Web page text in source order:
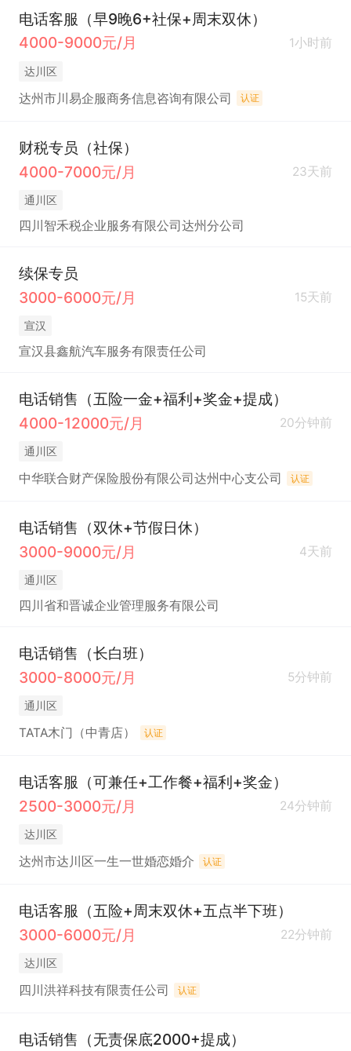
电话客服（早9晚6+社保+周末双休）
4000-9000元/月
1小时前
达川区
达州市川易企服商务信息咨询有限公司 认证
财税专员（社保）
4000-7000元/月
23天前
通川区
四川智禾税企业服务有限公司达州分公司
续保专员
3000-6000元/月
15天前
宣汉
宣汉县鑫航汽车服务有限责任公司
电话销售（五险一金+福利+奖金+提成）
4000-12000元/月
20分钟前
通川区
中华联合财产保险股份有限公司达州中心支公司 认证
电话销售（双休+节假日休）
3000-9000元/月
4天前
通川区
四川省和晋诚企业管理服务有限公司
电话销售（长白班）
3000-8000元/月
5分钟前
通川区
TATA木门（中青店） 认证
电话客服（可兼任+工作餐+福利+奖金）
2500-3000元/月
24分钟前
达川区
达州市达川区一生一世婚恋婚介 认证
电话客服（五险+周末双休+五点半下班）
3000-6000元/月
22分钟前
达川区
四川洪祥科技有限责任公司 认证
电话销售（无责保底2000+提成）